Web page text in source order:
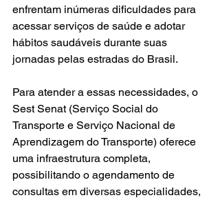
enfrentam inúmeras dificuldades para
acessar serviços de saúde e adotar
hábitos saudáveis durante suas
jornadas pelas estradas do Brasil.
Para atender a essas necessidades, o
Sest Senat (Serviço Social do
Transporte e Serviço Nacional de
Aprendizagem do Transporte) oferece
uma infraestrutura completa,
possibilitando o agendamento de
consultas em diversas especialidades,